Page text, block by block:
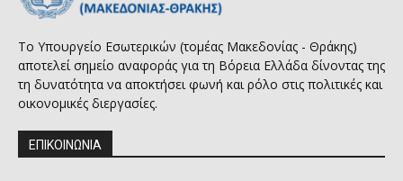
Το Υπουργείο Εσωτερικών (τομέας Μακεδονίας - Θράκης)
αποτελεί σημείο αναφοράς για τη Βόρεια Ελλάδα δίνοντας της
τη δυνατότητα να αποκτήσει φωνή και ρόλο στις πολιτικές και
οικονομικές διεργασίες.
ΕΠΙΚΟΙΝΩΝΙΑ